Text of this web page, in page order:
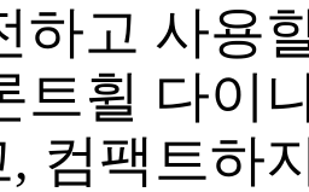
하고 사용
트휠 다이
컴팩트하